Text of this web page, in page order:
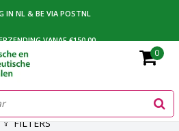
IN NL & BE VIA POSTNL
VANAF €150,00
BANCONTACT OF FACTUUR
0
FILTERS